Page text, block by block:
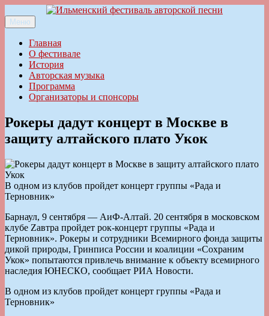
к
содержимому
Ильменский фестиваль авторской песни
Меню
Главная
О фестивале
История
Авторская музыка
Программа
Организаторы и спонсоры
Рокеры дадут концерт в Москве в
защиту алтайского плато Укок
В одном из клубов пройдет концерт группы «Рада и
Терновник»
Барнаул, 9 сентября — АиФ-Алтай. 20 сентября в московском
клубе Zавтра пройдет рок-концерт группы «Рада и
Терновник». Рокеры и сотрудники Всемирного фонда защиты
дикой природы, Гринписа России и коалиции «Сохраним
Укок» попытаются привлечь внимание к объекту всемирного
наследия ЮНЕСКО, сообщает РИА Новости.
В одном из клубов пройдет концерт группы «Рада и
Терновник»